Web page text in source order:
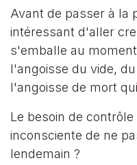
Avant de passer à la
intéressant d'aller
s'emballe au
l'angoisse du vide,
l'angoisse de mort
Le besoin de
inconsciente de ne
lendemain ?